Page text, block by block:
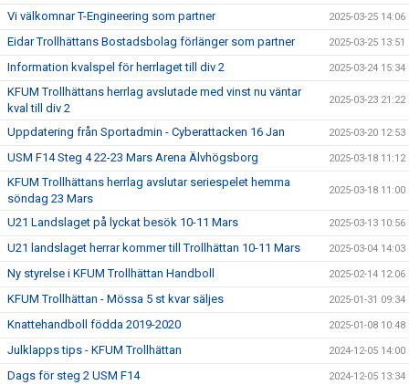
Vi välkomnar T-Engineering som partner 2025-03-25 14:06
Eidar Trollhättans Bostadsbolag förlänger som partner 2025-03-25 13:51
Information kvalspel för herrlaget till div 2 2025-03-24 15:34
KFUM Trollhättans herrlag avslutade med vinst nu väntar
kval till div 2
2025-03-23 21:22
Uppdatering från Sportadmin - Cyberattacken 16 Jan 2025-03-20 12:53
USM F14 Steg 4 22-23 Mars Arena Älvhögsborg 2025-03-18 11:12
KFUM Trollhättans herrlag avslutar seriespelet hemma
söndag 23 Mars
2025-03-18 11:00
U21 Landslaget på lyckat besök 10-11 Mars 2025-03-13 10:56
U21 landslaget herrar kommer till Trollhättan 10-11 Mars 2025-03-04 14:03
Ny styrelse i KFUM Trollhättan Handboll 2025-02-14 12:06
KFUM Trollhättan - Mössa 5 st kvar säljes 2025-01-31 09:34
Knattehandboll födda 2019-2020 2025-01-08 10:48
Julklapps tips - KFUM Trollhättan 2024-12-05 14:00
Dags för steg 2 USM F14 2024-12-05 13:34